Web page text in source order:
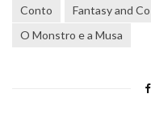
Conto Fantasy and Co
O Monstro e a Musa